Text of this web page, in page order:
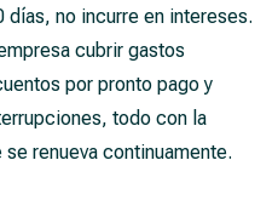
no incurre en intereses.
cubrir gastos
por pronto pago y
todo con la
renueva continuamente.